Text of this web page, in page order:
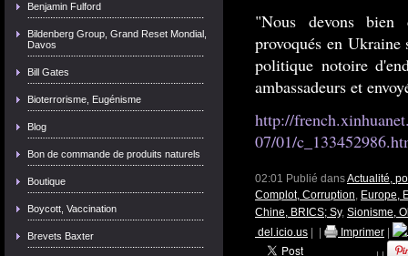
Benjamin Fulford
Bildenberg Group, Grand Reset Mondial,
Davos
Bill Gates
Bioterrorisme, Eugénisme
Blog
Bon de commande de produits naturels
Boutique
Boycott, Vaccination
Brevets Baxter
"Nous devons bien
provoqués en Ukraine
politique notoire
ambassadeurs et
http://
07/01/
02:01 Publié dansActualité,
Complot, Corruption, Europe,
Chine, BRICS; Sy, Sionisme,
del.icio.us
Imprimer